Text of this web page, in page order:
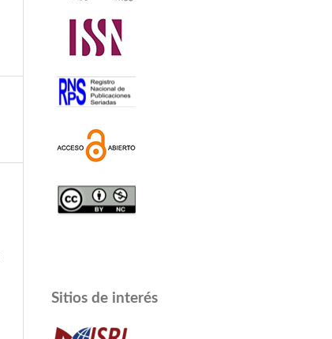
Sitios de interés